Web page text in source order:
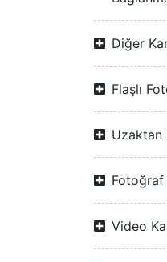
Diğer
Flaşlı
Uzaktan
Fotoğraf
Video